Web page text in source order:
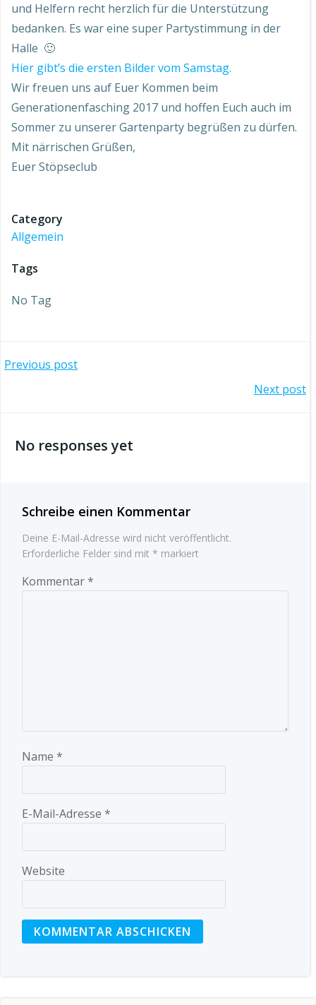
und Helfern recht herzlich für die Unterstützung
bedanken. Es war eine super Partystimmung in der
Halle 🙂
Hier gibt’s die ersten Bilder vom Samstag.
Wir freuen uns auf Euer Kommen beim
Generationenfasching 2017 und hoffen Euch auch im
Sommer zu unserer Gartenparty begrüßen zu dürfen.
Mit närrischen Grüßen,
Euer Stöpseclub
Category
Allgemein
Tags
No Tag
Beitragsnavigation
Previous post
Next post
No responses yet
Schreibe einen Kommentar
Deine E-Mail-Adresse wird nicht veröffentlicht.
Erforderliche Felder sind mit * markiert
Kommentar*
Name *
E-Mail-Adresse *
Website